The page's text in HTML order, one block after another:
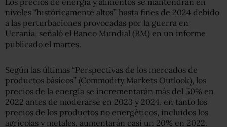
niveles “históricamente altos” hasta fines de 2024 debido
a las perturbaciones provocadas por la guerra en
Ucrania, señaló el Banco Mundial (BM) en un informe
publicado el martes.
Según las últimas “Perspectivas de los mercados de
productos básicos” (Commodity Markets Outlook), los
precios de la energía se incrementarán más del 50% en
2022 antes de moderarse en 2023 y 2024, en tanto los
precios de los productos no energéticos, incluidos los
agrícolas y metales, aumentarán casi un 20% en 2022.